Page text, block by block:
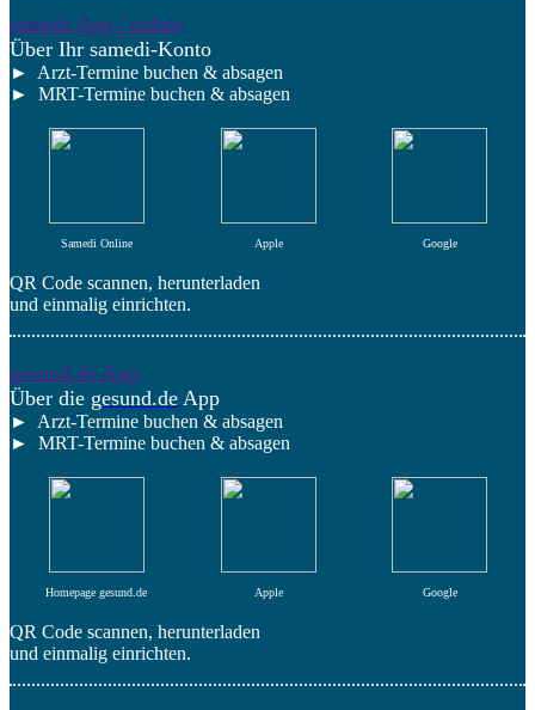
samedi App / online
Über Ihr samedi-Konto
► Arzt-Termine buchen & absagen
► MRT-Termine buchen & absagen
Samedi Online Apple Google
QR Code scannen, herunterladen
und einmalig einrichten.
gesund.de App
Über die gesund.de App
► Arzt-Termine buchen & absagen
► MRT-Termine buchen & absagen
Homepage gesund.de Apple Google
QR Code scannen, herunterladen
und einmalig einrichten.